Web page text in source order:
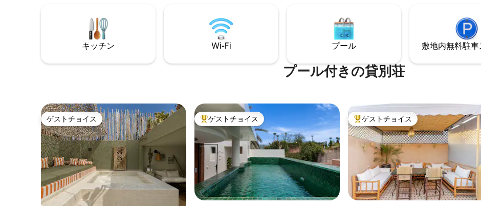
されたサービスを提供しています。 完全
なプライバシー、快適さ、そしてメディ
ナのまさに中心部というロケーションを
兼ね備えた、洗練された本格的な隠れ家
ール付きのAirbnbベスト42」に選ばれま
した。コンシェルジュサービスを提供し
ています。
仕係のメリーが美味しいモロッコ料理を
ご用意します。このユニークな体験を予
約しましょう！
キッチン Wi-Fi プール 敷地内無料駐⁠車
プール付きの貸別荘
ゲストチョイス
ゲストチョイス 大好評のゲストチョイスです。
ゲストチョイス 大好評のゲストチョイスです。
ゲストチョイス